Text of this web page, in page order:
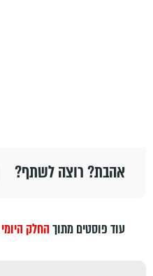
אהבת? רוצה לשתף?
עוד פוסטים מתוךהחלק היומי